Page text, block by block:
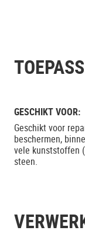
GESCHIKT VOOR:
Geschikt voor
beschermen,
vele kunststoffen
steen.